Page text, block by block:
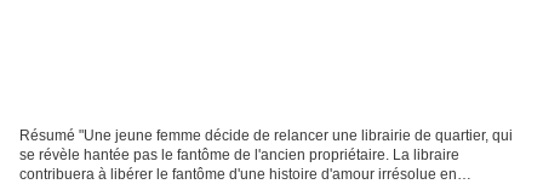
Résumé "Une jeune femme décide de relancer une librairie de quartier, qui
se révèle hantée pas le fantôme de l'ancien propriétaire. La libraire
contribuera à libérer le fantôme d'une histoire d'amour irrésolue en